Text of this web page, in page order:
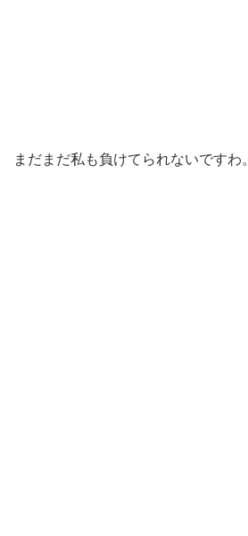
まだまだ私も負けてられないですわ。